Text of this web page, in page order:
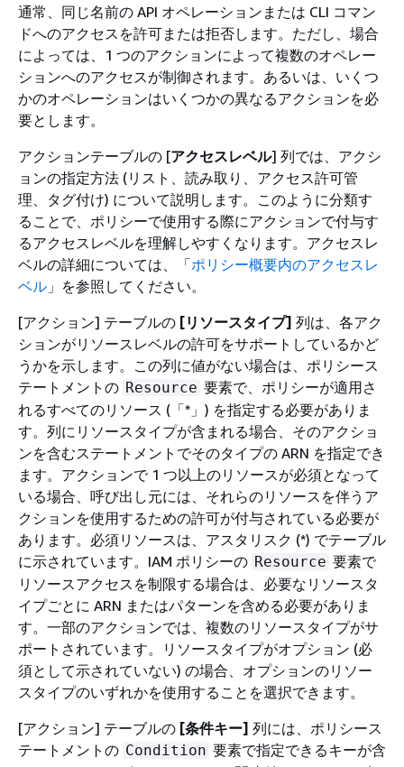
通常、同じ名前の API オペレーションまたは CLI コマン
ドへのアクセスを許可または拒否します。ただし、場合
によっては、1 つのアクションによって複数のオペレー
ションへのアクセスが制御されます。あるいは、いくつ
かのオペレーションはいくつかの異なるアクションを必
要とします。
アクションテーブルの [アクセスレベル] 列では、アクシ
ョンの指定方法 (リスト、読み取り、アクセス許可管
理、タグ付け) について説明します。このように分類す
ることで、ポリシーで使用する際にアクションで付与す
るアクセスレベルを理解しやすくなります。アクセスレ
ベルの詳細については、「ポリシー概要内のアクセスレ
ベル 」を参照してください。
[アクション] テーブルの [リソースタイプ] 列は、各アク
ションがリソースレベルの許可をサポートしているかど
うかを示します。この列に値がない場合は、ポリシース
テートメントの Resource 要素で、ポリシーが適用さ
れるすべてのリソース (「*」) を指定する必要がありま
す。列にリソースタイプが含まれる場合、そのアクショ
ンを含むステートメントでそのタイプの ARN を指定でき
ます。アクションで 1 つ以上のリソースが必須となって
いる場合、呼び出し元には、それらのリソースを伴うア
クションを使用するための許可が付与されている必要が
あります。必須リソースは、アスタリスク (*) でテーブル
に示されています。IAM ポリシーの Resource 要素で
リソースアクセスを制限する場合は、必要なリソースタ
イプごとに ARN またはパターンを含める必要がありま
す。一部のアクションでは、複数のリソースタイプがサ
ポートされています。リソースタイプがオプション (必
須として示されていない) の場合、オプションのリソー
スタイプのいずれかを使用することを選択できます。
[アクション] テーブルの [条件キー] 列には、ポリシース
テートメントの Condition 要素で指定できるキーが含